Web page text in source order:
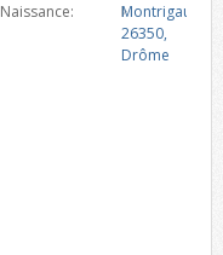
Naissance:
Montrigaud,
26350,
Drôme